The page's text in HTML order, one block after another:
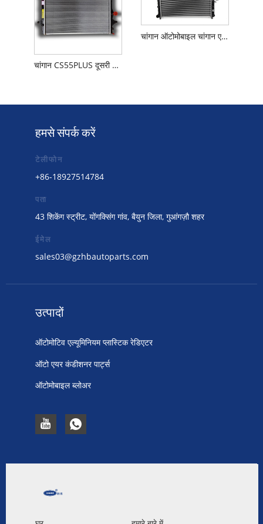
चांगान CS55PLUS दूसरी पीढ़ी 1.5T रेडिएटर
चांगान ऑटोमोबाइल चांगान एल्स्विन वी7 रेडिएटर पानी की टंकी
हमसे संपर्क करें
टेलीफोन
+86-18927514784
पता
43 शिकेंग स्ट्रीट, योंगक्सिंग गांव, बैयुन जिला, गुआंगज़ौ शहर
ईमेल
sales03@gzhbautoparts.com
उत्पादों
ऑटोमोटिव एल्यूमिनियम प्लास्टिक रेडिएटर
ऑटो एयर कंडीशनर पार्ट्स
ऑटोमोबाइल ब्लोअर